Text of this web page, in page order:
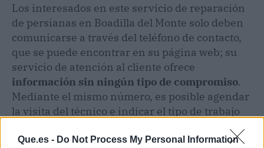
Que.es - Do Not Process My Personal Information
Los interesados en este servicio de reparación
de persianas en Boadilla del Monte solo deben
comunicarse a través del teléfono de contacto,
que se puede encontrar en su página web; su
servicio de atención al cliente ofrece
información sin ningún tipo de compromiso.
Mediante el mismo número, es posible agendar
la visita del técnico e indicar el tipo de trabajo
que se desea realizar, ya sea en una vivienda,
un edificio o un local comercial. Con este